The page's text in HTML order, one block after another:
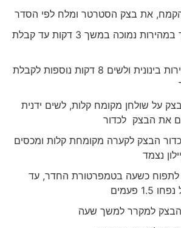
את בצק הסטרטר ומלח לפי הסדר
לשים במיקסר במהירות נמוכה במשך 3 דקות עד קבלת
מגבירים למהירות בינונית ולשים 8 דקות נוספות לקבלת
על שולחן מקומח קלות, לשים ידנית
את הבצק לכדור
הבצק לקערה מקומחת קלות ומכסים
נצמד
כשעה בטמפרטורת החדר, עד
למקרר למשך שעה